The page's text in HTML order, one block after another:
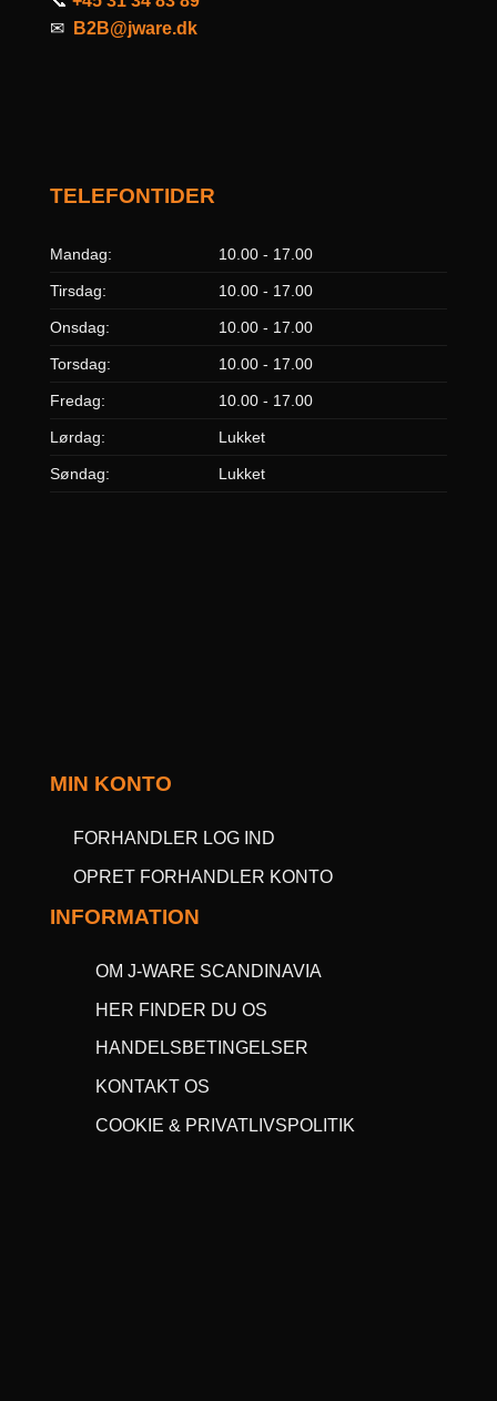
✉
B2B@jware.dk
TELEFONTIDER
Mandag: 10.00 - 17.00
Tirsdag: 10.00 - 17.00
Onsdag: 10.00 - 17.00
Torsdag: 10.00 - 17.00
Fredag: 10.00 - 17.00
Lørdag: Lukket
Søndag: Lukket
MIN KONTO
FORHANDLER LOG IND
OPRET FORHANDLER KONTO
INFORMATION
OM J-WARE SCANDINAVIA
HER FINDER DU OS
HANDELSBETINGELSER
KONTAKT OS
COOKIE & PRIVATLIVSPOLITIK